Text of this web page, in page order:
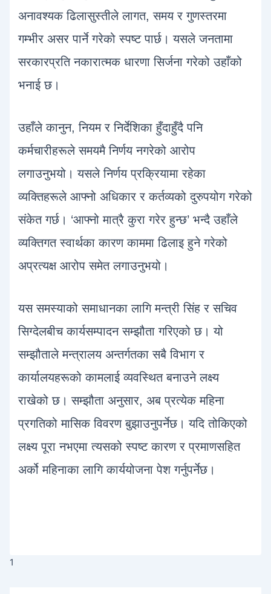
अनावश्यक ढिलासुस्तीले लागत, समय र गुणस्तरमा
गम्भीर असर पार्ने गरेको स्पष्ट पार्छ। यसले जनतामा
सरकारप्रति नकारात्मक धारणा सिर्जना गरेको उहाँको
भनाई छ।
उहाँले कानुन, नियम र निर्देशिका हुँदाहुँदै पनि
कर्मचारीहरूले समयमै निर्णय नगरेको आरोप
लगाउनुभयो। यसले निर्णय प्रक्रियामा रहेका
व्यक्तिहरूले आफ्नो अधिकार र कर्तव्यको दुरुपयोग गरेको
संकेत गर्छ। ‘आफ्नो मात्रै कुरा गरेर हुन्छ’ भन्दै उहाँले
व्यक्तिगत स्वार्थका कारण काममा ढिलाइ हुने गरेको
अप्रत्यक्ष आरोप समेत लगाउनुभयो।
यस समस्याको समाधानका लागि मन्त्री सिंह र सचिव
सिग्देलबीच कार्यसम्पादन सम्झौता गरिएको छ। यो
सम्झौताले मन्त्रालय अन्तर्गतका सबै विभाग र
कार्यालयहरूको कामलाई व्यवस्थित बनाउने लक्ष्य
राखेको छ। सम्झौता अनुसार, अब प्रत्येक महिना
प्रगतिको मासिक विवरण बुझाउनुपर्नेछ। यदि तोकिएको
लक्ष्य पूरा नभएमा त्यसको स्पष्ट कारण र प्रमाणसहित
अर्को महिनाका लागि कार्ययोजना पेश गर्नुपर्नेछ।
1